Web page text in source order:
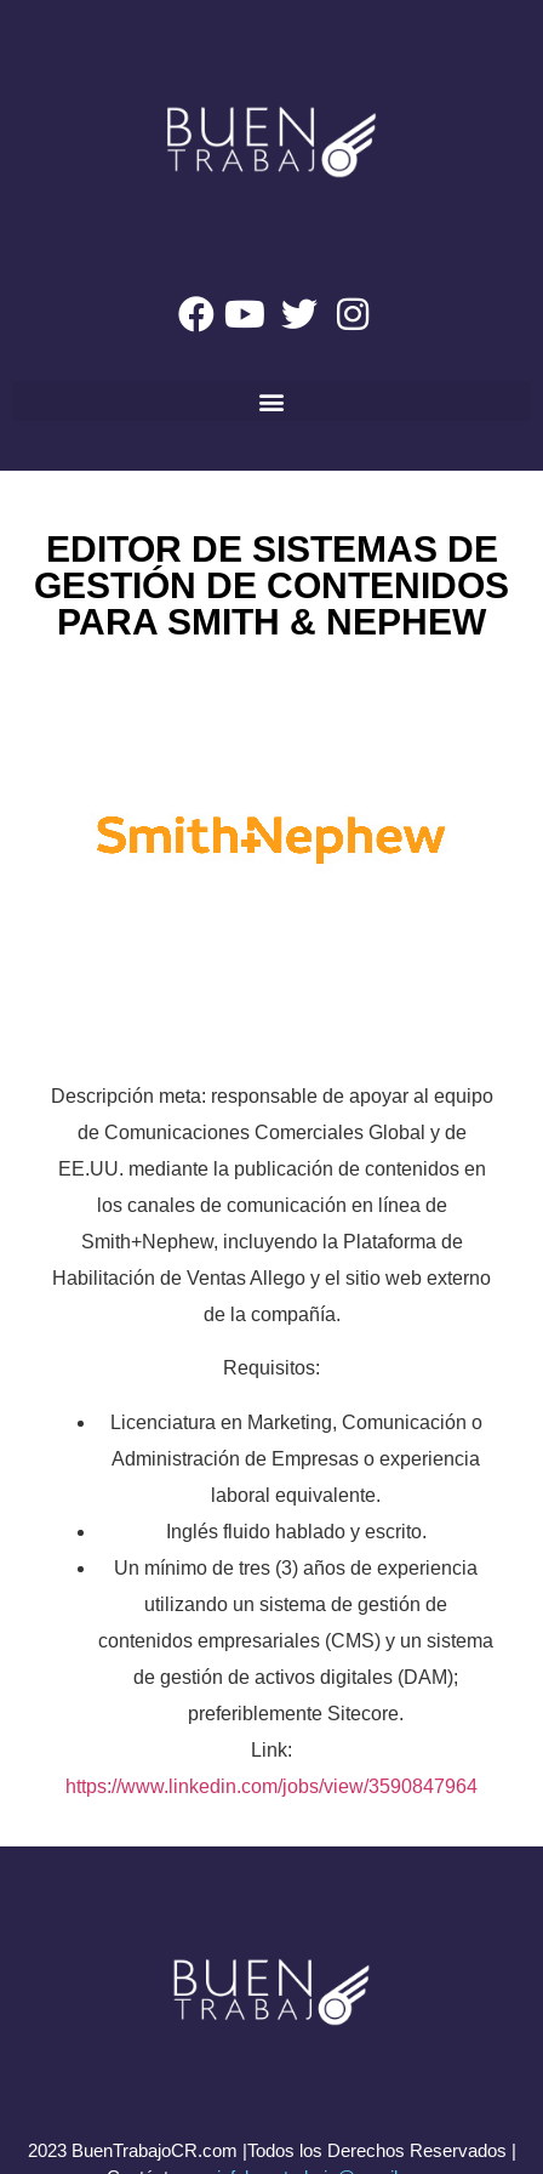
EDITOR DE SISTEMAS DE
GESTIÓN DE CONTENIDOS
PARA SMITH & NEPHEW
Descripción meta: responsable de apoyar al equipo
de Comunicaciones Comerciales Global y de
EE.UU. mediante la publicación de contenidos en
los canales de comunicación en línea de
Smith+Nephew, incluyendo la Plataforma de
Habilitación de Ventas Allego y el sitio web externo
de la compañía.
Requisitos:
Licenciatura en Marketing, Comunicación o
Administración de Empresas o experiencia
laboral equivalente.
Inglés fluido hablado y escrito.
Un mínimo de tres (3) años de experiencia
utilizando un sistema de gestión de
contenidos empresariales (CMS) y un sistema
de gestión de activos digitales (DAM);
preferiblemente Sitecore.
Link:
https://www.linkedin.com/jobs/view/3590847964
2023 BuenTrabajoCR.com |Todos los Derechos Reservados |